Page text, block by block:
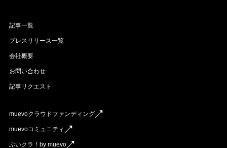
記事一覧
プレスリリース一覧
会社概要
お問い合わせ
記事リクエスト
muevoクラウドファンディング
muevoコミュニティ
ぶいクラ！by muevo